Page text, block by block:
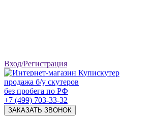
Вход/Регистрация
продажа б/у скутеров
без пробега по РФ
+7 (499) 703-33-32
ЗАКАЗАТЬ ЗВОНОК